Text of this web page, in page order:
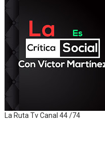
La Ruta Tv Canal 44 /74